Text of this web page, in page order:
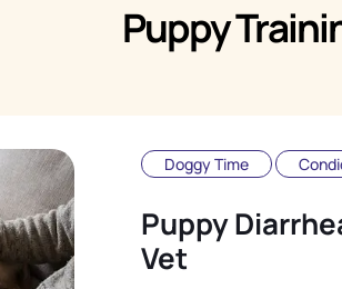
Puppy
Doggy Time
Puppy
Vet